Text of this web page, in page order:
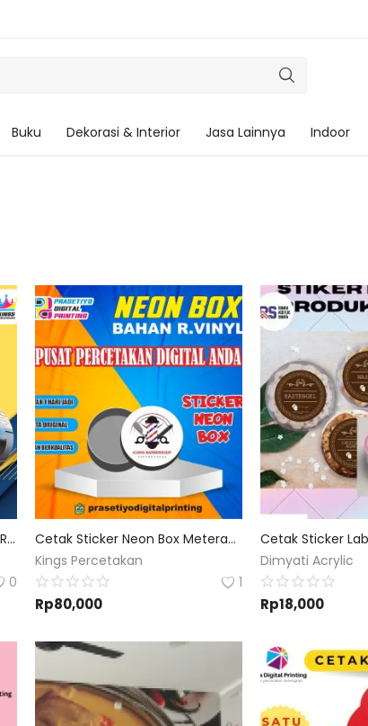
Buku Dekorasi & Interior Jasa Lainnya Indoor
Cetak Sticker Neon Box Bahan Ritrama Bisa Custom Desain Dan Ukuran
0
Cetak Sticker Neon Box Meteran Bisa Custom Desain Dan Ukuran
Kings Percetakan
1
Rp80,000
Dimyati Acrylic
Rp18,000